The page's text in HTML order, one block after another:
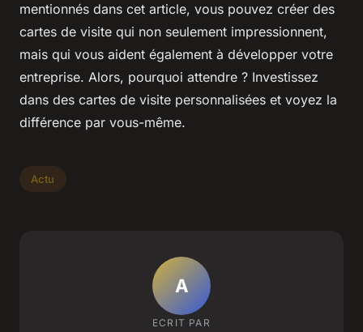
mentionnés dans cet article, vous pouvez créer des
cartes de visite qui non seulement impressionnent,
mais qui vous aident également à développer votre
entreprise. Alors, pourquoi attendre ? Investissez
dans des cartes de visite personnalisées et voyez la
différence par vous-même.
Actu
A
ECRIT PAR